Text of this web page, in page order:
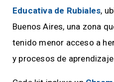
Educativa de Rubiales,
Buenos Aires, una zona
tenido menor acceso a
y procesos de